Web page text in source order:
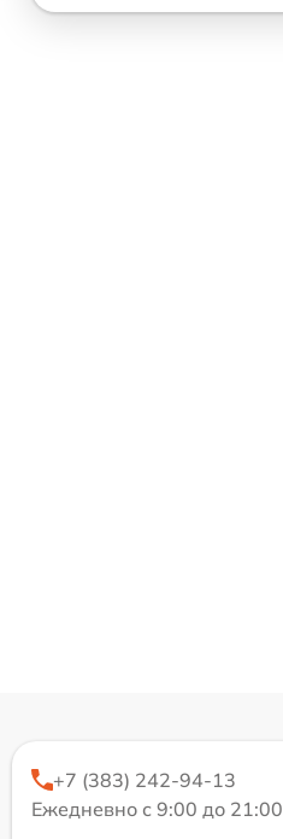
+7 (383) 242-94-13
Ежедневно с 9:00 до 21:00